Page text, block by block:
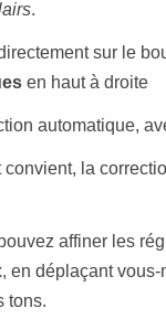
.
sur le
en haut à droite
convient, la
affiner les
en déplaçant vous-
tons.